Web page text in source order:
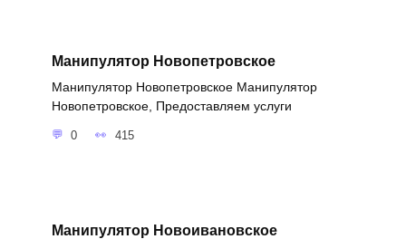
Манипулятор Новопетровское
Манипулятор Новопетровское Манипулятор
Новопетровское, Предоставляем услуги
0 415
Манипулятор Новоивановское